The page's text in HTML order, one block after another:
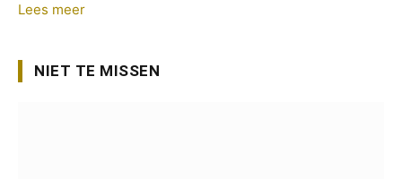
Lees meer
NIET TE MISSEN